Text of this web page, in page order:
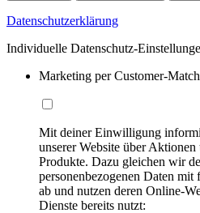
Datenschutzerklärung
Individuelle Datenschutz-
Marketing per Customer-Match
Mit deiner Einwilligung
unserer Website über
Produkte. Dazu gleichen wir
personenbezogenen Daten
ab und nutzen deren Online-
Dienste bereits nutzt: